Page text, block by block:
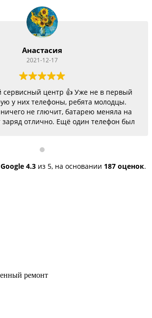
Анастасия
2021-12-17
центр 👍 Уже не в первый
у них телефоны, ребята молодцы.
не глючит, батарею меняла на
отлично. Ещё один телефон был
телефон, всё исправили, заряд
Google 4.3 из 5, на основании 187 оценок.
ремонт